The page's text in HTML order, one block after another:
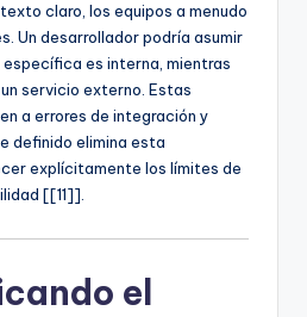
claro, los equipos a menudo
Un desarrollador podría asumir
es interna, mientras
servicio externo. Estas
a errores de integración y
definido elimina esta
explícitamente los límites de
[[11]].
el